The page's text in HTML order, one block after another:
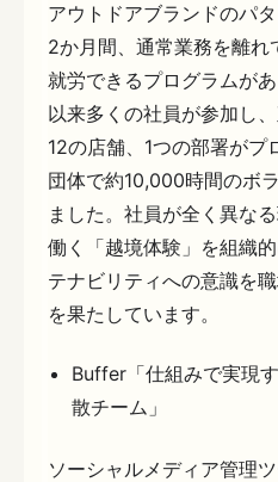
アウトドアブランドのパ
2か月間、通常業務を離
就労できるプログラムが
以来多くの社員が参加し
12の店舗、1つの部署が
団体で約10,000時間のボ
ました。社員が全く異な
働く「越境体験」を組織
テナビリティへの意識を
を果たしています。
Buffer「仕組みで実現
散チーム」
ソーシャルメディア管理